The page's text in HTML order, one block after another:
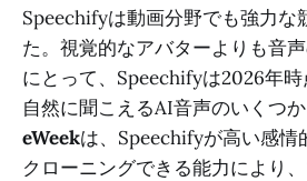
Speechifyは動画分野でも強力な
た。視覚的なアバターよりも音
にとって、Speechifyは2026年
自然に聞こえるAI音声のいくつか
eWeekは、Speechifyが高い感情
クローニングできる能力により